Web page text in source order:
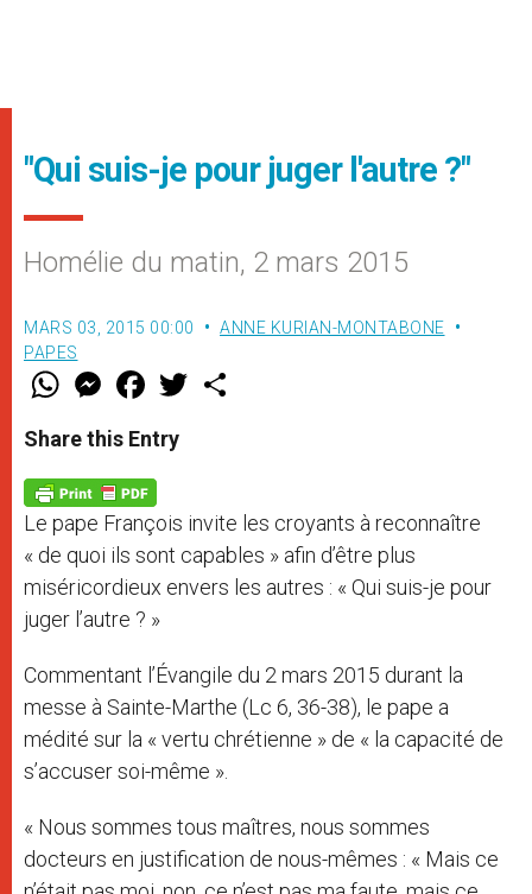
"Qui suis-je pour juger l'autre ?"
Homélie du matin, 2 mars 2015
MARS 03, 2015 00:00
ANNE KURIAN-MONTABONE
PAPES
W
t
s
p
p
M
e
s
e
g
e
r
F
a
e
b
o
k
w
Share this Entry
Le pape François invite les croyants à reconnaître
« de quoi ils sont capables » afin d’être plus
miséricordieux envers les autres : « Qui suis-je pour
juger l’autre ? »
Commentant l’Évangile du 2 mars 2015 durant la
messe à Sainte-Marthe (Lc 6, 36-38), le pape a
médité sur la « vertu chrétienne » de « la capacité de
s’accuser soi-même ».
« Nous sommes tous maîtres, nous sommes
docteurs en justification de nous-mêmes : « Mais ce